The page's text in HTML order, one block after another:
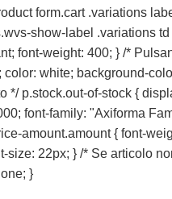
form.cart .variations
show-label .variations
font-weight: 400; } /*
color: white; background-
*/ p.stock.out-of-stock {
font-family: "Axiforma
amount.amount { font-
size: 22px; } /* Se articolo
}